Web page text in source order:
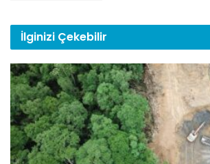
İlginizi Çekebilir